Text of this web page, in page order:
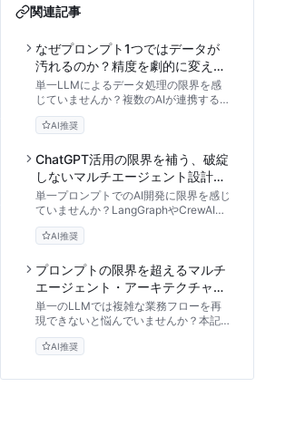
関連記事
なぜプロンプト1つではデータが
汚れるのか？精度を劇的に変える
「AIチーム設計」の教科書
単一LLMによるデータ処理の限界を感
じていませんか？複数のAIが連携する
「マルチエージェント・アーキテクチ
ャ」の設計思想から、役割定義、相互監
ン構築までを専門的視点で体系的に解説
します。
AI推奨
ChatGPT活用の限界を補う、破綻
しないマルチエージェント設計と
実践アプローチ
単一プロンプトでのAI開発に限界を感じ
ていませんか？LangGraphやCrewAIを
用いたマルチエージェントの設計思想か
ら、実務で破綻しないためのタスク分
ニア向けに体系化した実践ガイドです。
AI推奨
プロンプトの限界を超えるマルチ
エージェント・アーキテクチャ実
装：自律型AI開発チュートリアル
単一のLLMでは複雑な業務フローを再
現できないと悩んでいませんか？本記事
では、LangGraphやCrewAIの概念を取
り入れたマルチエージェント・アーキテ
ら詳細に解説します。
AI推奨